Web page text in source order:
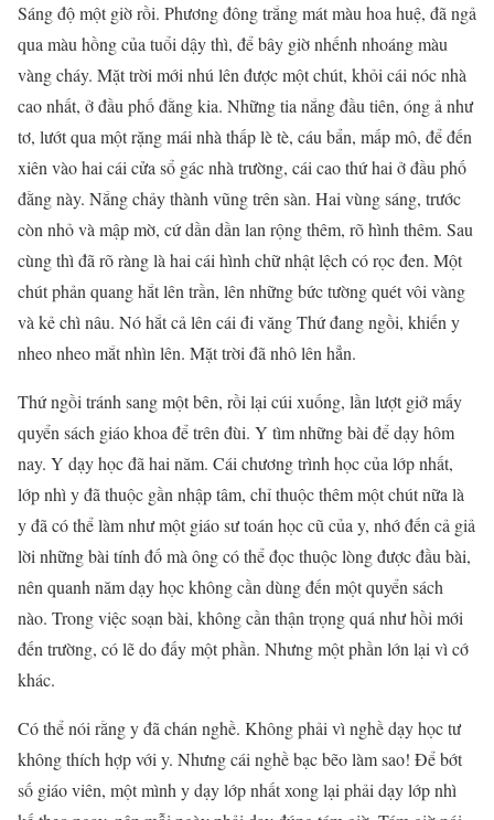
Sáng độ một giờ rồi. Phương đông trắng mát màu hoa huệ, đã ngả
qua màu hồng của tuổi dậy thì, để bây giờ nhếnh nhoáng màu
vàng cháy. Mặt trời mới nhú lên được một chút, khỏi cái nóc nhà
cao nhất, ở đầu phố đằng kia. Những tia nắng đầu tiên, óng ả như
tơ, lướt qua một rặng mái nhà thấp lè tè, cáu bẩn, mấp mô, để đến
xiên vào hai cái cửa sổ gác nhà trường, cái cao thứ hai ở đầu phố
đằng này. Nắng chảy thành vũng trên sàn. Hai vùng sáng, trước
còn nhỏ và mập mờ, cứ dần dần lan rộng thêm, rõ hình thêm. Sau
cùng thì đã rõ ràng là hai cái hình chữ nhật lệch có rọc đen. Một
chút phản quang hắt lên trần, lên những bức tường quét vôi vàng
và kẻ chì nâu. Nó hắt cả lên cái đi văng Thứ đang ngồi, khiến y
nheo nheo mắt nhìn lên. Mặt trời đã nhô lên hẳn.
Thứ ngồi tránh sang một bên, rồi lại cúi xuống, lần lượt giở mấy
quyển sách giáo khoa để trên đùi. Y tìm những bài để dạy hôm
nay. Y dạy học đã hai năm. Cái chương trình học của lớp nhất,
lớp nhì y đã thuộc gần nhập tâm, chỉ thuộc thêm một chút nữa là
y đã có thể làm như một giáo sư toán học cũ của y, nhớ đến cả giả
lời những bài tính đố mà ông có thể đọc thuộc lòng được đầu bài,
nên quanh năm dạy học không cần dùng đến một quyển sách
nào. Trong việc soạn bài, không cần thận trọng quá như hồi mới
đến trường, có lẽ do đấy một phần. Nhưng một phần lớn lại vì cớ
khác.
Có thể nói rằng y đã chán nghề. Không phải vì nghề dạy học tư
không thích hợp với y. Nhưng cái nghề bạc bẽo làm sao! Để bớt
số giáo viên, một mình y dạy lớp nhất xong lại phải dạy lớp nhì